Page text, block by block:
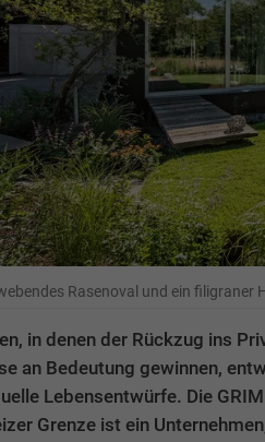
Rasenoval und ein
in denen der Rückzug ins
an Bedeutung gewinnen,
Lebensentwürfe. Die
Grenze ist ein